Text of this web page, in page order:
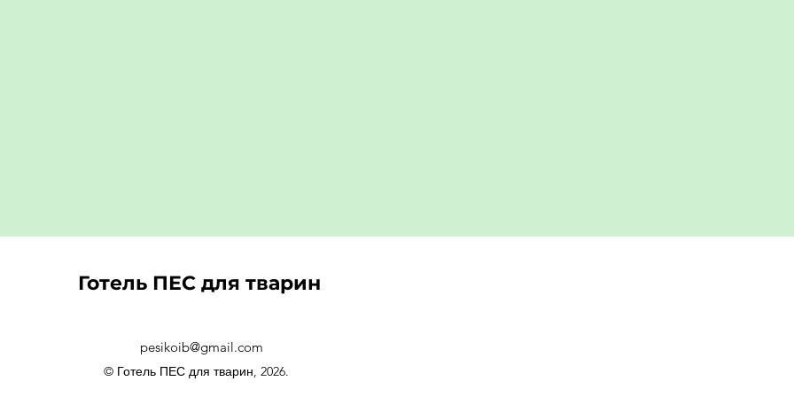
Готель ПЕС для тварин
pesikoib@gmail.com
© Готель ПЕС для тварин, 2026.